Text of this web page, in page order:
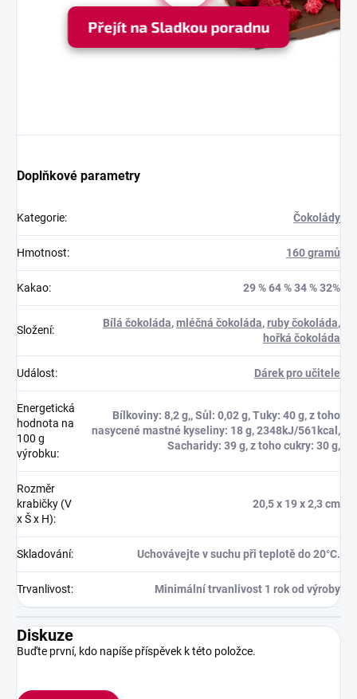
Přejít na Sladkou poradnu
Doplňkové parametry
Kategorie: Čokolády
Hmotnost: 160 gramů
Kakao: 29 % 64 % 34 % 32%
Složení:
Bílá čokoláda,mléčná čokoláda,ruby čokoláda,
hořká čokoláda
Událost: Dárek pro učitele
Energetická
hodnota na
100 g
výrobku:
Bílkoviny: 8,2 g,, Sůl: 0,02 g, Tuky: 40 g, z toho
nasycené mastné kyseliny: 18 g, 2348kJ/561kcal,
Sacharidy: 39 g, z toho cukry: 30 g,
Rozměr
krabičky (V
x Š x H):
20,5 x 19 x 2,3 cm
Skladování: Uchovávejte v suchu při teplotě do 20°C.
Trvanlivost: Minimální trvanlivost 1 rok od výroby
Diskuze
Buďte první, kdo napíše příspěvek k této položce.